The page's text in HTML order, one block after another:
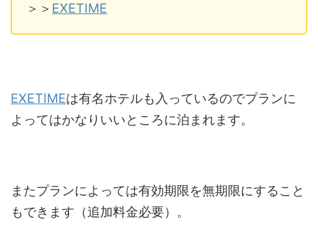
＞＞ EXETIME
EXETIMEは有名ホテルも入っているのでプランに
よってはかなりいいところに泊まれます。
またプランによっては有効期限を無期限にすること
もできます（追加料金必要）。